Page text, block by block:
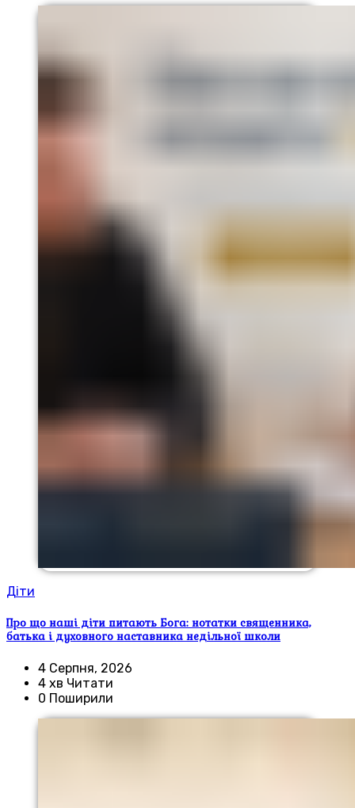
Діти
Про що наші діти питають Бога: нотатки священника,
батька і духовного наставника недільної школи
4 Серпня, 2026
4 хв Читати
0 Поширили